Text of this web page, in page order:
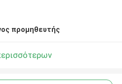
προμηθευτής